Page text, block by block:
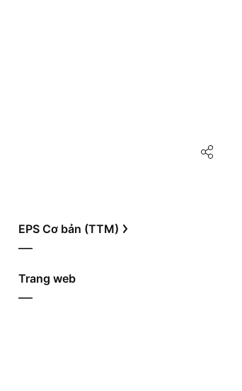
EPS Cơ bản (TTM)
—
Trang web
—